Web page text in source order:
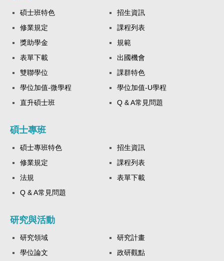
碩士班特色
招生資訊
修業規定
課程列表
獎助學金
規範
表單下載
出國機會
雙聯學位
課群特色
學位加值-微學程
學位加值-U學程
直升碩士班
Q & A常見問題
碩士專班
碩士專班特色
招生資訊
修業規定
課程列表
法規
表單下載
Q & A常見問題
研究與活動
研究領域
研究計畫
學位論文
政研觀點